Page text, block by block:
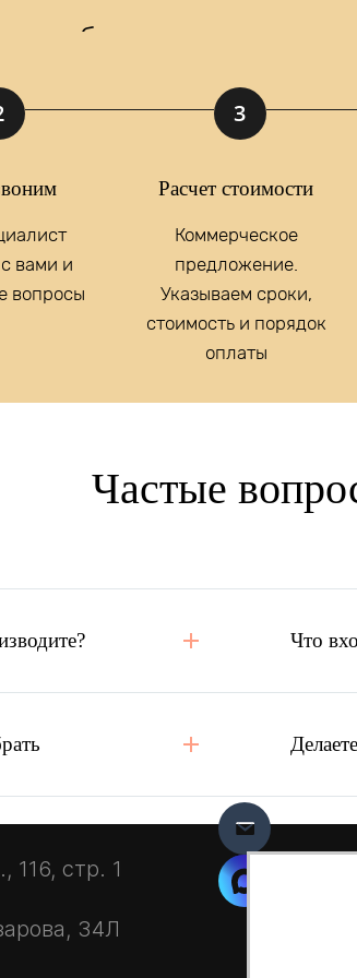
подберем для вас
вы принимаете и даете Согласие на
освещение?
вами и
вопросы
3
Расчет стоимости
Коммерческое
предложение.
Указываем сроки,
стоимость и порядок
оплаты
Частые
Что
116, стр. 1
34Л